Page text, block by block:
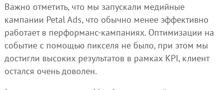
Важно отметить, что мы запускали медийные
кампании Petal Ads, что обычно менее эффективно
работает в перформанс-кампаниях. Оптимизации на
событие с помощью пикселя не было, при этом мы
достигли высоких результатов в рамках KPI, клиент
остался очень доволен.